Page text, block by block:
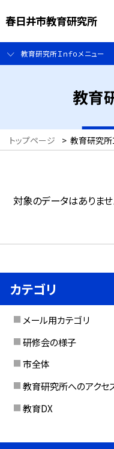
春日井市教育研究所
教育研究所Ｉｎｆｏメニュー
教育
トップページ > 教育研究所
対象のデータはありま
カテゴリ
メール用カテゴリ
研修会の様子
市全体
教育研究所へのアクセ
教育DX